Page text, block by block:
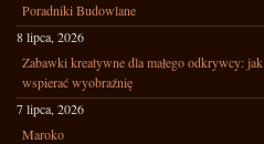
Poradniki Budowlane
8 lipca, 2026
Zabawki kreatywne dla małego odkrywcy: jak
wspierać wyobraźnię
7 lipca, 2026
Maroko